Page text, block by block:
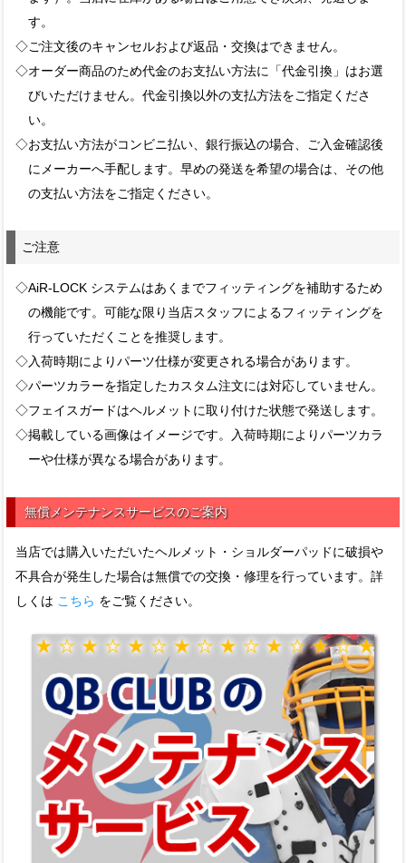
す。
◇ご注文後のキャンセルおよび返品・交換はできません。
◇オーダー商品のため代金のお支払い方法に「代金引換」はお選
びいただけません。代金引換以外の支払方法をご指定くださ
い。
◇お支払い方法がコンビニ払い、銀行振込の場合、ご入金確認後
にメーカーへ手配します。早めの発送を希望の場合は、その他
の支払い方法をご指定ください。
ご注意
◇AiR-LOCK システムはあくまでフィッティングを補助するため
の機能です。可能な限り当店スタッフによるフィッティングを
行っていただくことを推奨します。
◇入荷時期によりパーツ仕様が変更される場合があります。
◇パーツカラーを指定したカスタム注文には対応していません。
◇フェイスガードはヘルメットに取り付けた状態で発送します。
◇掲載している画像はイメージです。入荷時期によりパーツカラ
ーや仕様が異なる場合があります。
無償メンテナンスサービスのご案内
当店では購入いただいたヘルメット・ショルダーパッドに破損や
不具合が発生した場合は無償での交換・修理を行っています。詳
しくは こちら をご覧ください。